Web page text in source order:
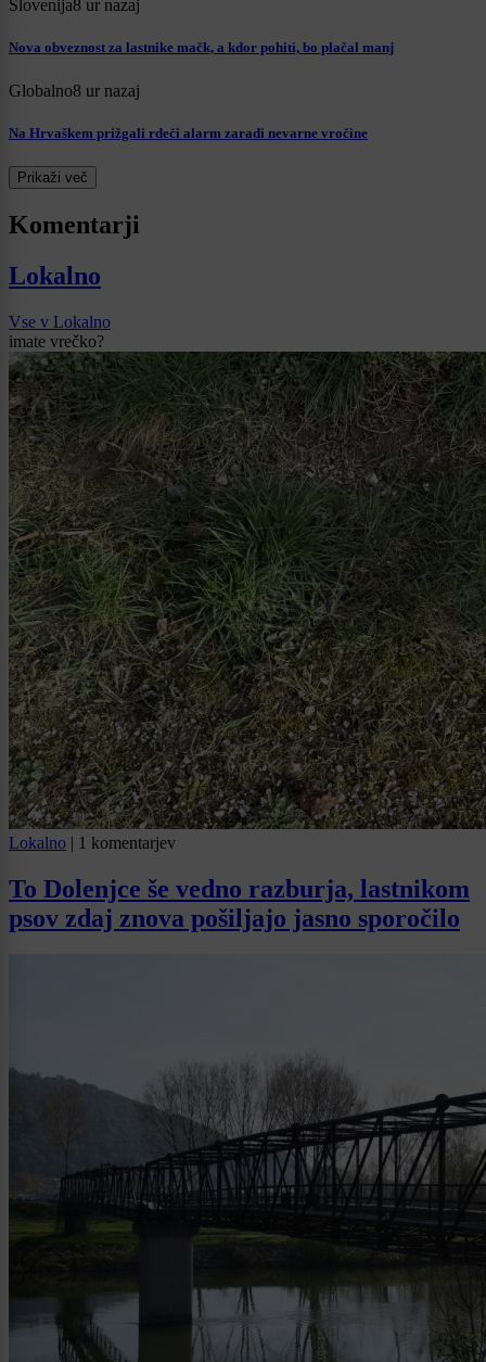
Slovenija8 ur nazaj
Nova obveznost za lastnike mačk, a kdor pohiti, bo plačal manj
Globalno8 ur nazaj
Na Hrvaškem prižgali rdeči alarm zaradi nevarne vročine
Prikaži več
Komentarji
Lokalno
Vse v Lokalno
imate vrečko?
Lokalno | 1 komentarjev
To Dolenjce še vedno razburja, lastnikom
psov zdaj znova pošiljajo jasno sporočilo